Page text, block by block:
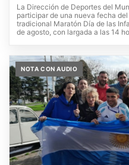
La Dirección de Deportes del
participar de una nueva fecha
tradicional Maratón Día de las
de agosto, con largada a las 14
NOTA CON AUDIO